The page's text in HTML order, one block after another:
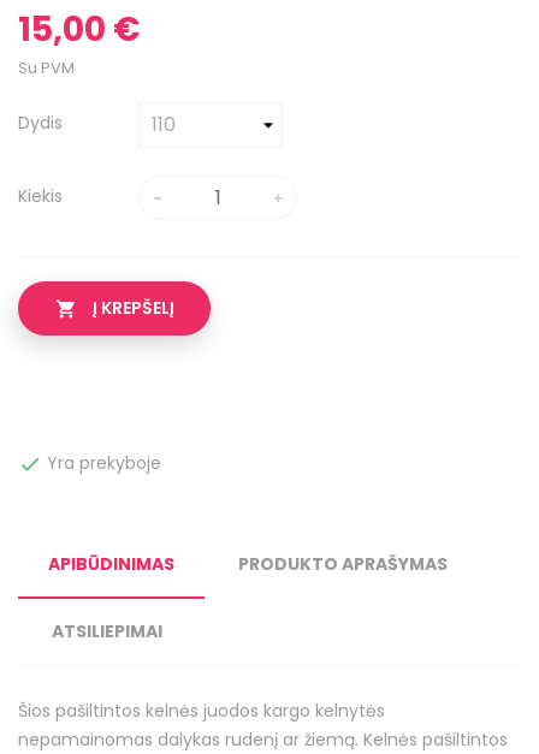
15,00 €
Su PVM
Dydis
Kiekis
 Į KREPŠELĮ
 Yra prekyboje
APIBŪDINIMAS PRODUKTO APRAŠYMAS
ATSILIEPIMAI
Šios pašiltintos kelnės juodos kargo kelnytės
nepamainomas dalykas rudenį ar žiemą. Kelnės pašiltintos